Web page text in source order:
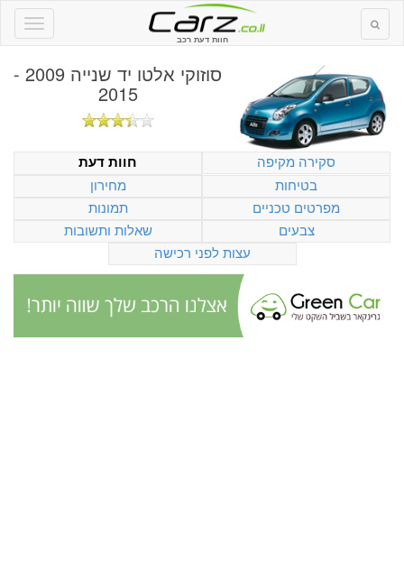
חוות דעת רכב
סוזוקי אלטו יד שנייה 2009 -
2015
סקירה מקיפה
חוות דעת
בטיחות
מחירון
מפרטים טכניים
תמונות
צבעים
שאלות ותשובות
עצות לפני רכישה